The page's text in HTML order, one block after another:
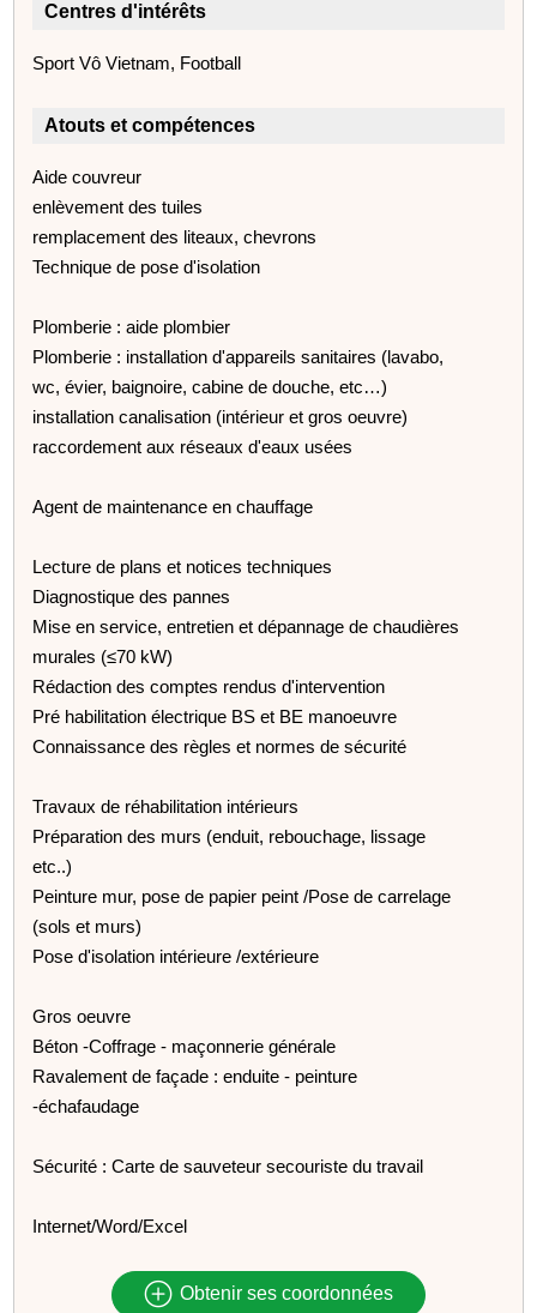
Centres d'intérêts
Sport Vô Vietnam, Football
Atouts et compétences
Aide couvreur
enlèvement des tuiles
remplacement des liteaux, chevrons
Technique de pose d'isolation
Plomberie : aide plombier
Plomberie : installation d'appareils sanitaires (lavabo,
wc, évier, baignoire, cabine de douche, etc…)
installation canalisation (intérieur et gros oeuvre)
raccordement aux réseaux d'eaux usées
Agent de maintenance en chauffage
Lecture de plans et notices techniques
Diagnostique des pannes
Mise en service, entretien et dépannage de chaudières
murales (≤70 kW)
Rédaction des comptes rendus d'intervention
Pré habilitation électrique BS et BE manoeuvre
Connaissance des règles et normes de sécurité
Travaux de réhabilitation intérieurs
Préparation des murs (enduit, rebouchage, lissage
etc..)
Peinture mur, pose de papier peint /Pose de carrelage
(sols et murs)
Pose d'isolation intérieure /extérieure
Gros oeuvre
Béton -Coffrage - maçonnerie générale
Ravalement de façade : enduite - peinture
-échafaudage
Sécurité : Carte de sauveteur secouriste du travail
Internet/Word/Excel
Obtenir ses coordonnées